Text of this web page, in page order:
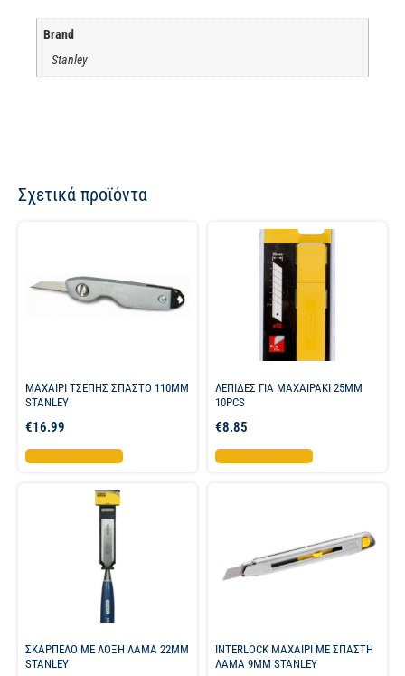
Brand
Stanley
Σχετικά προϊόντα
ΜΑΧΑΙΡΙ ΤΣΕΠΗΣ ΣΠΑΣΤΟ 110MM
STANLEY
€16.99
Προσθήκη στο καλάθι
ΛΕΠΙΔΕΣ ΓΙΑ ΜΑΧΑΙΡΑΚΙ 25MM
10PCS
€8.85
Προσθήκη στο καλάθι
ΣΚΑΡΠΕΛΟ ΜΕ ΛΟΞΗ ΛΑΜΑ 22MM
STANLEY
INTERLOCK ΜΑΧΑΙΡΙ ΜΕ ΣΠΑΣΤΗ
ΛΑΜΑ 9ΜΜ STANLEY